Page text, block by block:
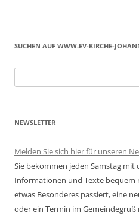
SUCHEN AUF WWW.EV-KIRCHE-
nach:
NEWSLETTER
Melden Sie sich hier für unseren
Sie bekommen jeden Samstag mit
Informationen und Texte bequem
etwas Besonderes passiert, eine
oder ein Termin im